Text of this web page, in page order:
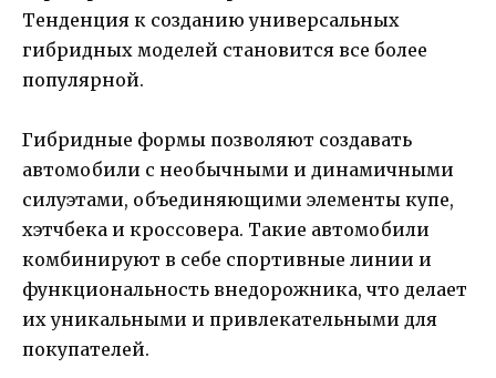
Тенденция к созданию универсальных
гибридных моделей становится все более
популярной.
Гибридные формы позволяют создавать
автомобили с необычными и динамичными
силуэтами, объединяющими элементы купе,
хэтчбека и кроссовера. Такие автомобили
комбинируют в себе спортивные линии и
функциональность внедорожника, что делает
их уникальными и привлекательными для
покупателей.